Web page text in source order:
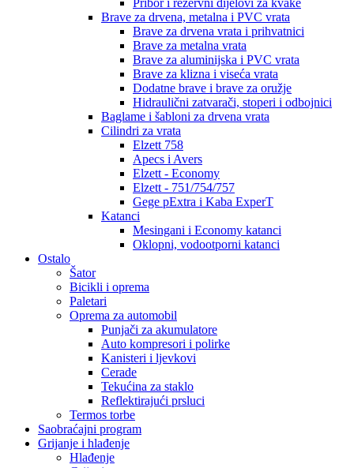
Pribor i rezervni dijelovi za kvake
Brave za drvena, metalna i PVC vrata
Brave za drvena vrata i prihvatnici
Brave za metalna vrata
Brave za aluminijska i PVC vrata
Brave za klizna i viseća vrata
Dodatne brave i brave za oružje
Hidraulični zatvarači, stoperi i odbojnici
Baglame i šabloni za drvena vrata
Cilindri za vrata
Elzett 758
Apecs i Avers
Elzett - Economy
Elzett - 751/754/757
Gege pExtra i Kaba ExperT
Katanci
Mesingani i Economy katanci
Oklopni, vodootporni katanci
Ostalo
Šator
Bicikli i oprema
Paletari
Oprema za automobil
Punjači za akumulatore
Auto kompresori i polirke
Kanisteri i ljevkovi
Cerade
Tekućina za staklo
Reflektirajući prsluci
Termos torbe
Saobraćajni program
Grijanje i hlađenje
Hlađenje